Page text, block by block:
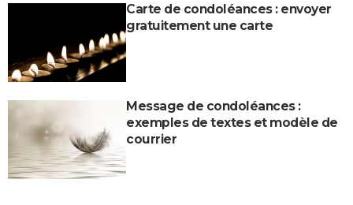
Carte de condoléances : envoyer
gratuitement une carte
Message de condoléances :
exemples de textes et modèle de
courrier